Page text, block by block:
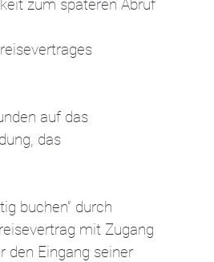
zum späteren Abruf
auf das
das
buchen“ durch
mit Zugang
den Eingang seiner